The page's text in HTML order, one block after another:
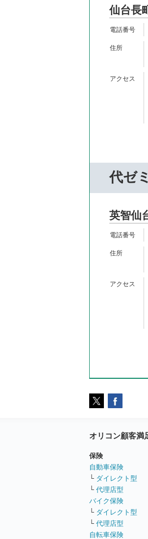
仙台長
代ゼ
英智仙
オリコン顧客満
保険
自動車保険
└ ダイレクト型
└ 代理店型
バイク保険
└ ダイレクト型
└ 代理店型
自転車保険